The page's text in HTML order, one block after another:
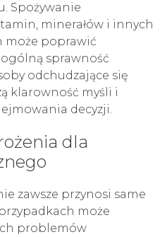
Spożywanie
minerałów i innych
może poprawić
sprawność
odchudzające się
klarowność myśli i
decyzji.
dla
zawsze przynosi same
może
problemów